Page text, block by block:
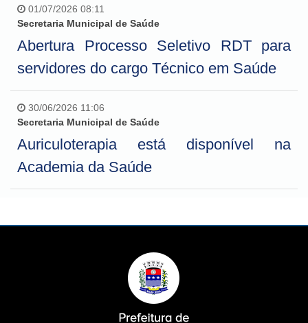
01/07/2026 08:11
Secretaria Municipal de Saúde
Abertura Processo Seletivo RDT para
servidores do cargo Técnico em Saúde
30/06/2026 11:06
Secretaria Municipal de Saúde
Auriculoterapia está disponível na
Academia da Saúde